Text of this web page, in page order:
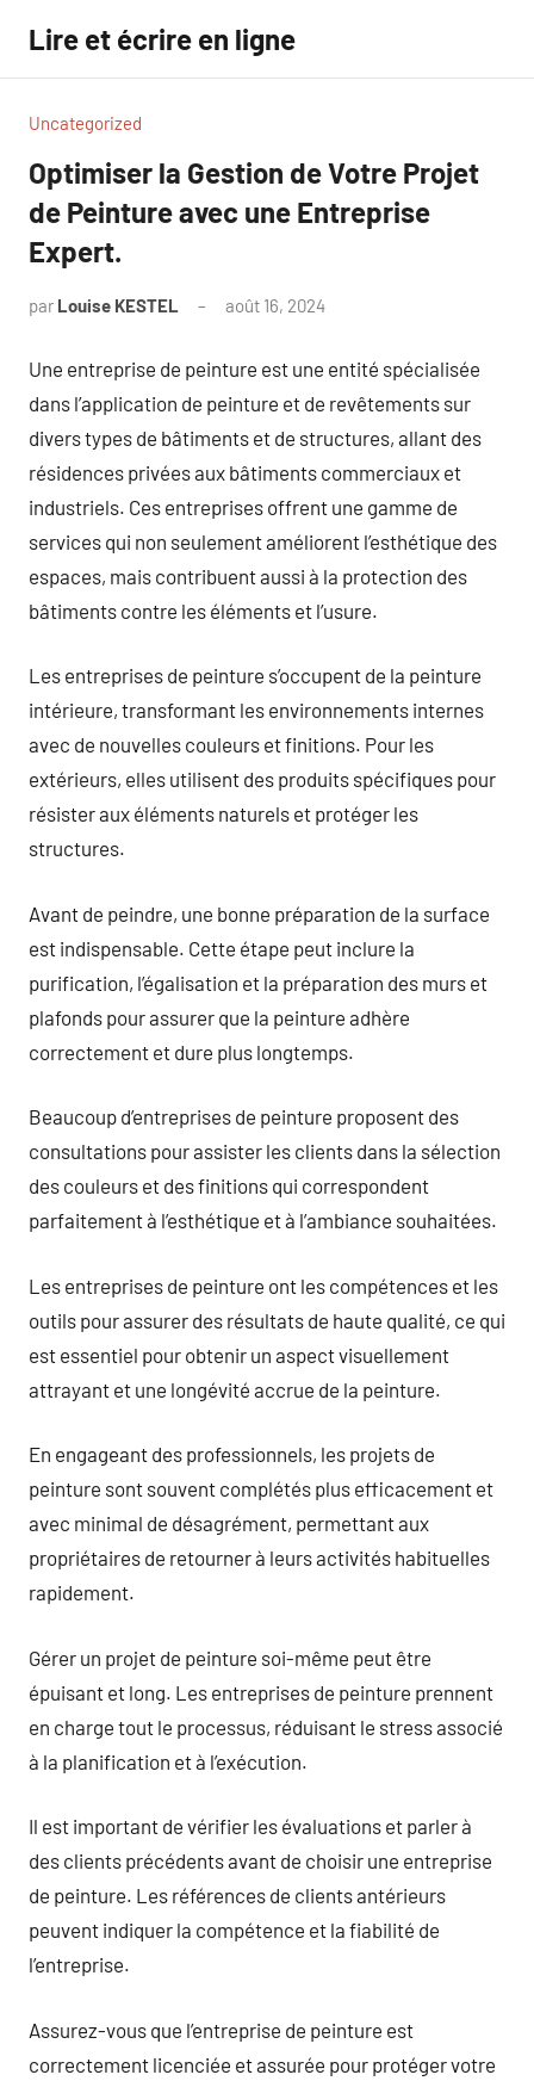
contenu
Lire et écrire en ligne
Uncategorized
Optimiser la Gestion de Votre Projet
de Peinture avec une Entreprise
Expert.
par Louise KESTEL août 16, 2024
Une entreprise de peinture est une entité spécialisée
dans l’application de peinture et de revêtements sur
divers types de bâtiments et de structures, allant des
résidences privées aux bâtiments commerciaux et
industriels. Ces entreprises offrent une gamme de
services qui non seulement améliorent l’esthétique des
espaces, mais contribuent aussi à la protection des
bâtiments contre les éléments et l’usure.
Les entreprises de peinture s’occupent de la peinture
intérieure, transformant les environnements internes
avec de nouvelles couleurs et finitions. Pour les
extérieurs, elles utilisent des produits spécifiques pour
résister aux éléments naturels et protéger les
structures.
Avant de peindre, une bonne préparation de la surface
est indispensable. Cette étape peut inclure la
purification, l’égalisation et la préparation des murs et
plafonds pour assurer que la peinture adhère
correctement et dure plus longtemps.
Beaucoup d’entreprises de peinture proposent des
consultations pour assister les clients dans la sélection
des couleurs et des finitions qui correspondent
parfaitement à l’esthétique et à l’ambiance souhaitées.
Les entreprises de peinture ont les compétences et les
outils pour assurer des résultats de haute qualité, ce qui
est essentiel pour obtenir un aspect visuellement
attrayant et une longévité accrue de la peinture.
En engageant des professionnels, les projets de
peinture sont souvent complétés plus efficacement et
avec minimal de désagrément, permettant aux
propriétaires de retourner à leurs activités habituelles
rapidement.
Gérer un projet de peinture soi-même peut être
épuisant et long. Les entreprises de peinture prennent
en charge tout le processus, réduisant le stress associé
à la planification et à l’exécution.
Il est important de vérifier les évaluations et parler à
des clients précédents avant de choisir une entreprise
de peinture. Les références de clients antérieurs
peuvent indiquer la compétence et la fiabilité de
l’entreprise.
Assurez-vous que l’entreprise de peinture est
correctement licenciée et assurée pour protéger votre